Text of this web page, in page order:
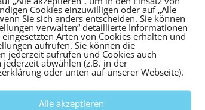
auf diesen Seiten nach den allgemeinen
fremde Informationen zu überwachen
nach den allgemeinen Gesetzen
möglich. Bei Bekanntwerden von
Cookies einzuwilligen oder auf „Alle
Sie sich anders entscheiden. Sie können
verwalten“ detaillierte Informationen
Arten von Cookies erhalten und
aufrufen. Sie können die
jederzeit aufrufen und Cookies auch
jederzeit abwählen (z.B. in der
oder unten auf unserer Webseite).
Alle akzeptieren